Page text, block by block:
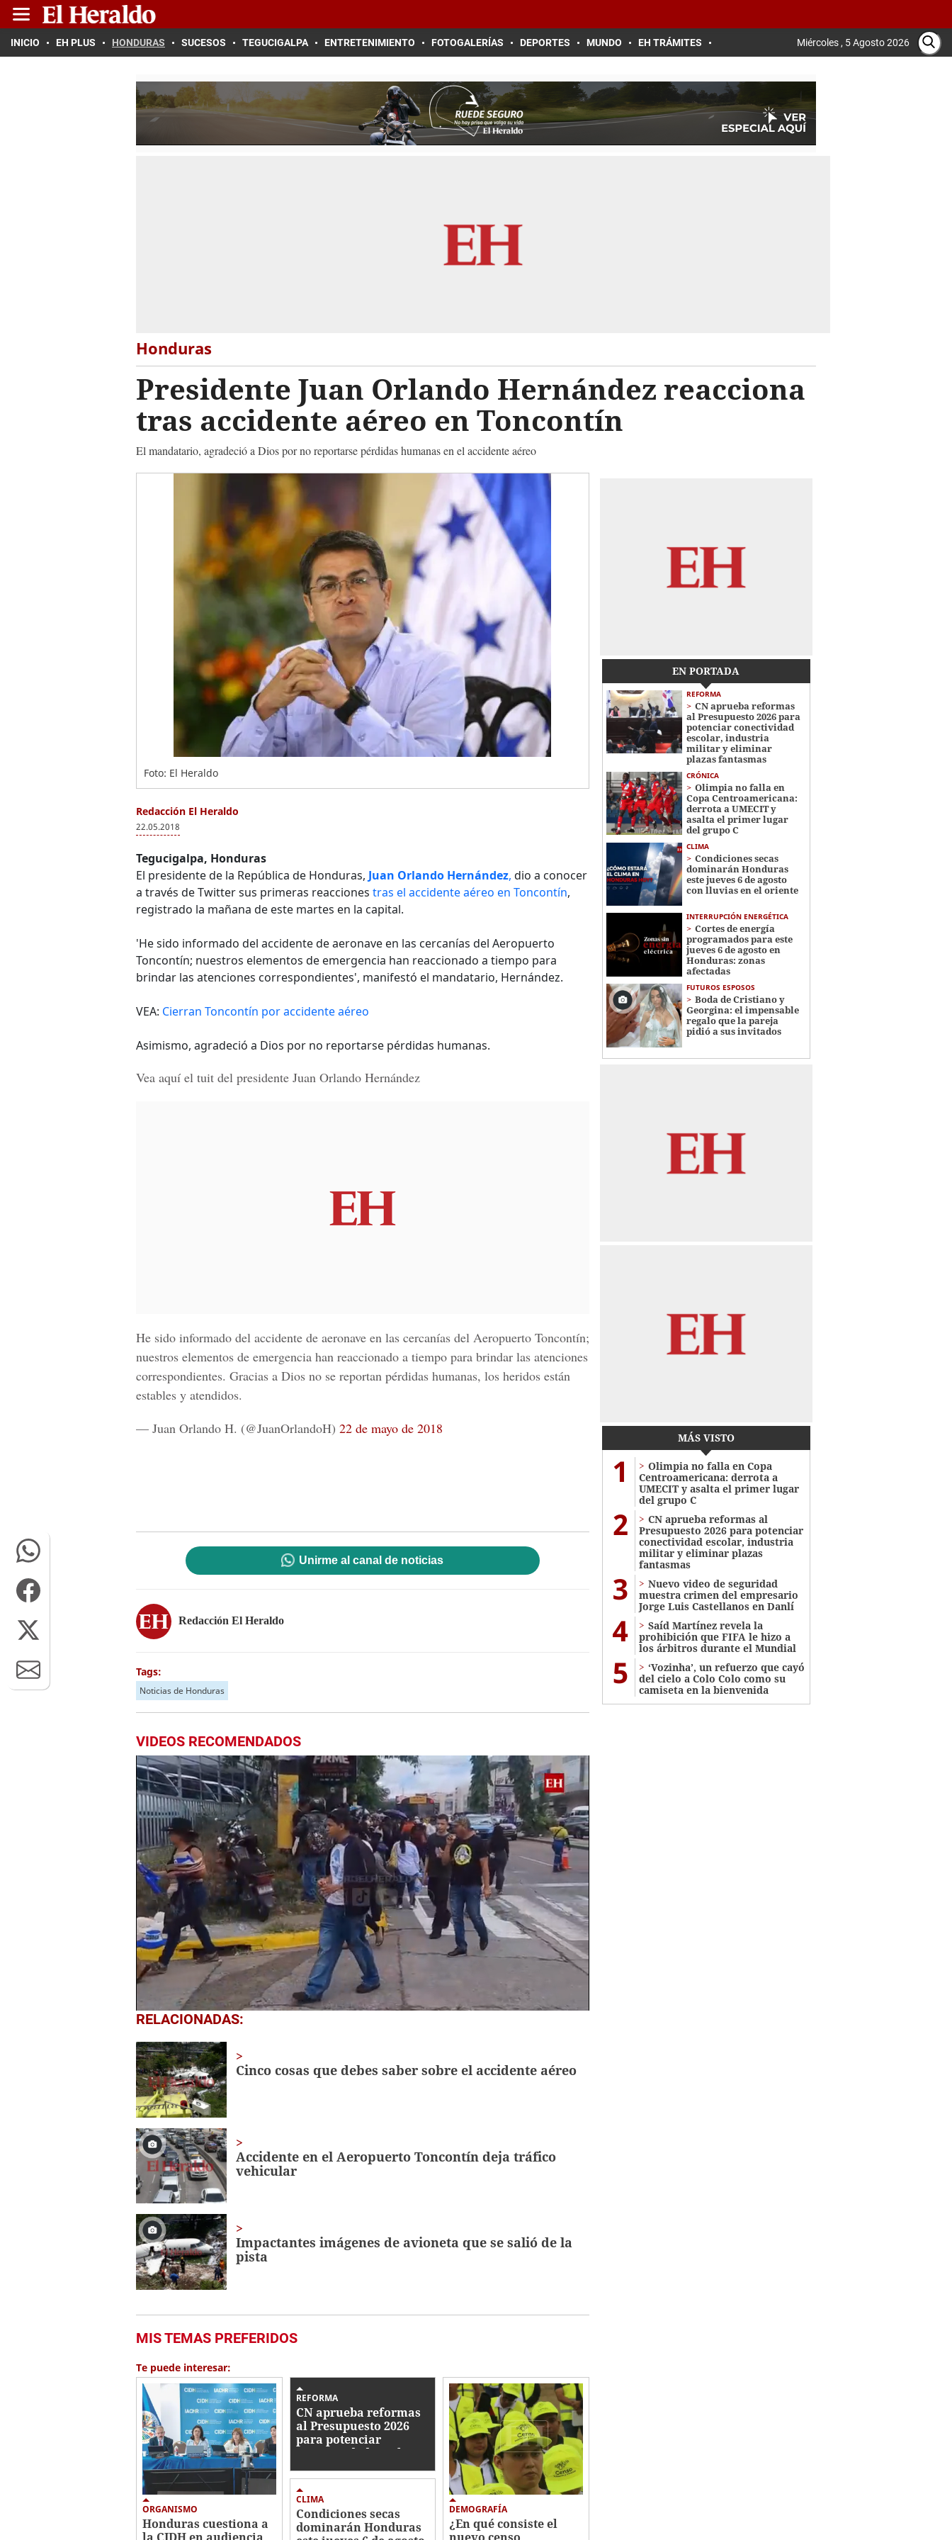
INICIO EH PLUS HONDURAS SUCESOS TEGUCIGALPA ENTRETENIMIENTO FOTOGALERÍAS DEPORTES MUNDO EH TRÁMITES Miércoles , 5 Agosto 2026
Honduras
Presidente Juan Orlando Hernández reacciona
tras accidente aéreo en Toncontín
El mandatario, agradeció a Dios por no reportarse pérdidas humanas en el accidente aéreo
Foto: El Heraldo
Redacción El Heraldo
22.05.2018
Tegucigalpa, Honduras
El presidente de la República de Honduras, Juan Orlando Hernández, dio a conocer
a través de Twitter sus primeras reacciones tras el accidente aéreo en Toncontín,
registrado la mañana de este martes en la capital.
'He sido informado del accidente de aeronave en las cercanías del Aeropuerto
Toncontín; nuestros elementos de emergencia han reaccionado a tiempo para
brindar las atenciones correspondientes', manifestó el mandatario, Hernández.
VEA: Cierran Toncontín por accidente aéreo
Asimismo, agradeció a Dios por no reportarse pérdidas humanas.
Vea aquí el tuit del presidente Juan Orlando Hernández
He sido informado del accidente de aeronave en las cercanías del Aeropuerto Toncontín;
nuestros elementos de emergencia han reaccionado a tiempo para brindar las atenciones
correspondientes. Gracias a Dios no se reportan pérdidas humanas, los heridos están
estables y atendidos.
— Juan Orlando H. (@JuanOrlandoH) 22 de mayo de 2018
Unirme al canal de noticias
Redacción El Heraldo
Tags:
Noticias de Honduras
VIDEOS RECOMENDADOS
0
seconds
3
minutes,
43
secondsVolume
0%
RELACIONADAS:
Cinco cosas que debes saber sobre el accidente aéreo
Accidente en el Aeropuerto Toncontín deja tráfico
vehicular
Impactantes imágenes de avioneta que se salió de la
pista
MIS TEMAS PREFERIDOS
Te puede interesar:
ORGANISMO
Honduras cuestiona a
REFORMA
CN aprueba reformas
al Presupuesto 2026
para potenciar
conectividad escolar,
eliminar plazas
fantasmas
CLIMA
Condiciones secas
dominarán Honduras
DEMOGRAFÍA
¿En qué consiste el
EN PORTADA
REFORMA
CN aprueba reformas
al Presupuesto 2026 para
potenciar conectividad
escolar, industria
militar y eliminar
plazas fantasmas
CRÓNICA
Olimpia no falla en
Copa Centroamericana:
derrota a UMECIT y
asalta el primer lugar
del grupo C
CLIMA
Condiciones secas
dominarán Honduras
este jueves 6 de agosto
con lluvias en el oriente
INTERRUPCIÓN ENERGÉTICA
Cortes de energía
programados para este
jueves 6 de agosto en
Honduras: zonas
afectadas
FUTUROS ESPOSOS
Boda de Cristiano y
Georgina: el impensable
regalo que la pareja
pidió a sus invitados
MÁS VISTO
1
Olimpia no falla en Copa
Centroamericana: derrota a
UMECIT y asalta el primer lugar
del grupo C
2
CN aprueba reformas al
Presupuesto 2026 para potenciar
conectividad escolar, industria
militar y eliminar plazas
fantasmas
3
Nuevo video de seguridad
muestra crimen del empresario
Jorge Luis Castellanos en Danlí
4
Saíd Martínez revela la
prohibición que FIFA le hizo a
los árbitros durante el Mundial
5
‘Vozinha’, un refuerzo que cayó
del cielo a Colo Colo como su
camiseta en la bienvenida